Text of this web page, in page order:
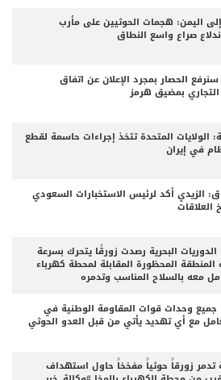
اليمن: هجمات الحوثيين على مأرب
صراع واسع النطاق
الحصار بمجرد الإعلان عن اتفاق
بمضيق هرمز
الولايات المتحدة تتخذ إجراءات حاسمة لقطع
في إيران
الزيدي أكد لرئيس الاستخبارات السعودي
الدوريات البحرية رصدت زورقًا يتحرك بسرعة
المنطقة المحظورة المقابلة لمحطة كهرباء
معه بالسلاح المناسب وتدمره
جميع وحدات قوات المقاومة الوطنية في
مع أي تهديد يأتي من قبل العدو الحوثي
تدمر زورقاً حوثياً مفخخاً حاول استهداف